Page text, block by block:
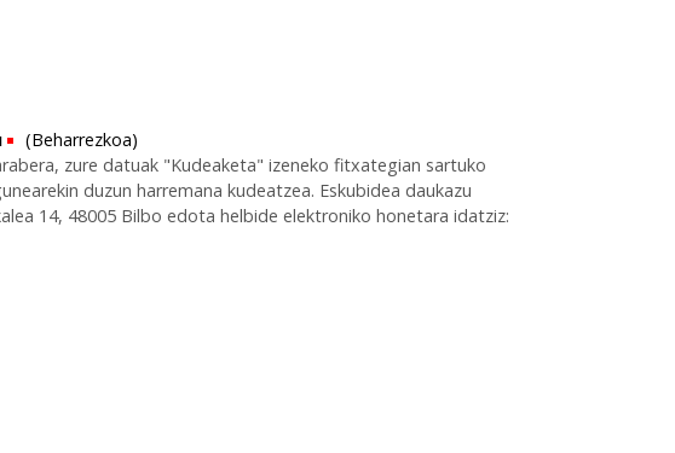
(Beharrezkoa)
zure datuak "Kudeaketa" izeneko fitxategian sartuko
duzun harremana kudeatzea. Eskubidea daukazu
14, 48005 Bilbo edota helbide elektroniko honetara idatziz: